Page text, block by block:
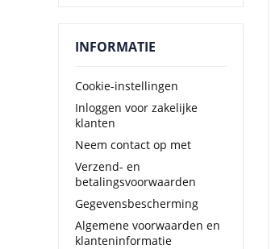
INFORMATIE
Cookie-instellingen
Inloggen voor zakelijke
klanten
Neem contact op met
Verzend- en
betalingsvoorwaarden
Gegevensbescherming
Algemene voorwaarden en
klanteninformatie